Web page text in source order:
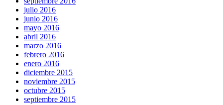
julio 2016
junio 2016
mayo 2016
abril 2016
marzo 2016
febrero 2016
enero 2016
diciembre 2015
noviembre 2015
octubre 2015
septiembre 2015